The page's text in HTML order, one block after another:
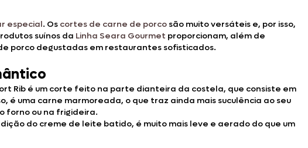
especial. Os cortes de carne de porco são muito versáteis e, por isso,
suínos da Linha Seara Gourmet proporcionam, além de
porco degustadas em restaurantes sofisticados.
Rib é um corte feito na parte dianteira da costela, que consiste em
é uma carne marmoreada, o que traz ainda mais suculência ao seu
forno ou na frigideira.
do creme de leite batido, é muito mais leve e aerado do que um